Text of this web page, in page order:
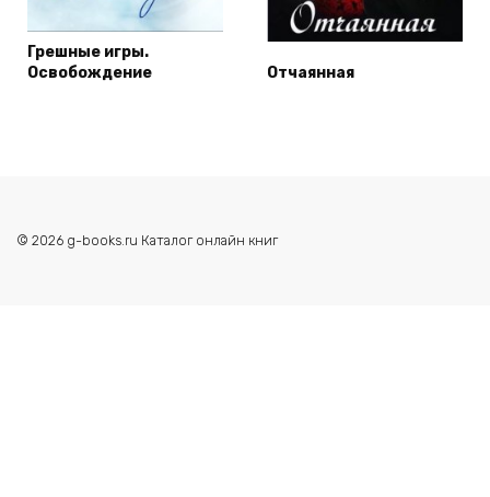
Грешные игры.
Освобождение
Отчаянная
© 2026 g-books.ru Каталог онлайн книг